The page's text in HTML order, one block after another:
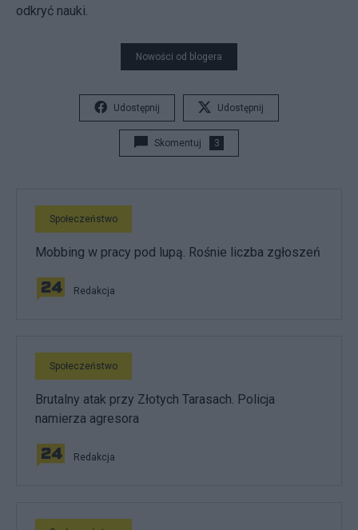
odkryć nauki.
Nowości od blogera
Udostępnij Udostępnij
Skomentuj 3
Społeczeństwo
Mobbing w pracy pod lupą. Rośnie liczba zgłoszeń
Redakcja
Społeczeństwo
Brutalny atak przy Złotych Tarasach. Policja
namierza agresora
Redakcja